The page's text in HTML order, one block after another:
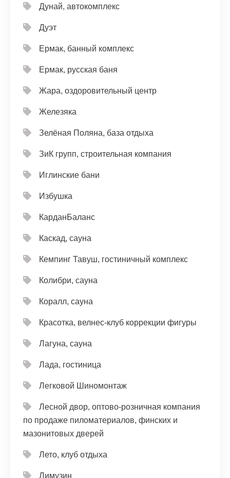
Дунай, автокомплекс
Дуэт
Ермак, банный комплекс
Ермак, русская баня
Жара, оздоровительный центр
Железяка
Зелёная Поляна, база отдыха
ЗиК групп, строительная компания
Иглинские бани
Избушка
КарданБаланс
Каскад, сауна
Кемпинг Тавуш, гостиничный комплекс
Колибри, сауна
Коралл, сауна
Красотка, велнес-клуб коррекции фигуры
Лагуна, сауна
Лада, гостиница
Легковой Шиномонтаж
Лесной двор, оптово-розничная компания
по продаже пиломатериалов, финских и
мазонитовых дверей
Лето, клуб отдыха
Лимузин